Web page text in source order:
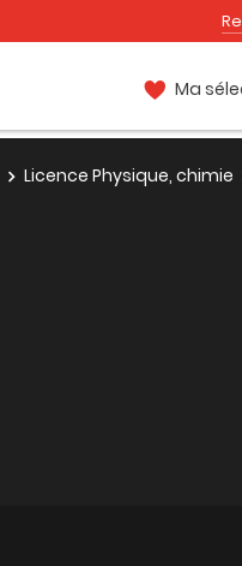
Ma
Licence Physique, chimie